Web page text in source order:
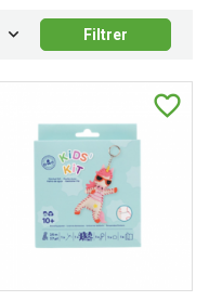
 Filtrer
favorite_border